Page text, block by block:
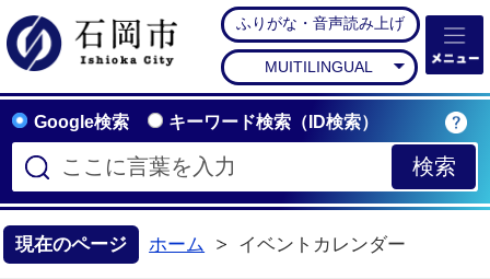
石岡市公式ホームペー
ふりがな・音声読み上げ
MUITILINGUAL
Google検索 キーワード検索（ID検索）
現在のページ ホーム イベントカレンダー